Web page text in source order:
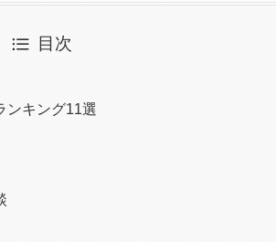
目次
ンキング11選